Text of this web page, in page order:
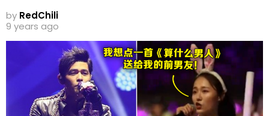
by RedChili
9 years ago